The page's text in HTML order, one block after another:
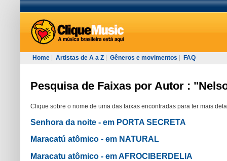
Home Artistas de A a Z Gêneros e movimentos FAQ
Pesquisa de Faixas por Autor :
Clique sobre o nome de uma das faixas encontradas para ter mais
Senhora da noite - em PORTA SECRETA
Maracatú atômico - em NATURAL
Maracatu atômico - em AFROCIBERDELIA